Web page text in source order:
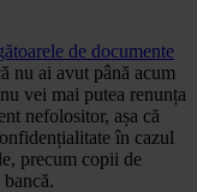
de documente
nu ai avut până acum
vei mai putea renunța
nefolositor, așa că
în cazul
precum copii de